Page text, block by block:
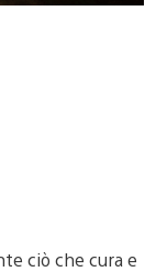
ciò che cura e